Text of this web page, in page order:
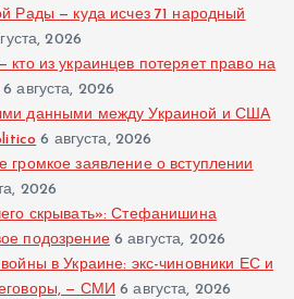
Рады — куда исчез 71 народный
2026
из украинцев потеряет право на
6 августа, 2026
данными между Украиной и США
6 августа, 2026
заявление о вступлении
2026
скрывать»: Стефанишина
подозрение 6 августа, 2026
в Украине: экс-чиновники ЕС и
— СМИ 6 августа, 2026